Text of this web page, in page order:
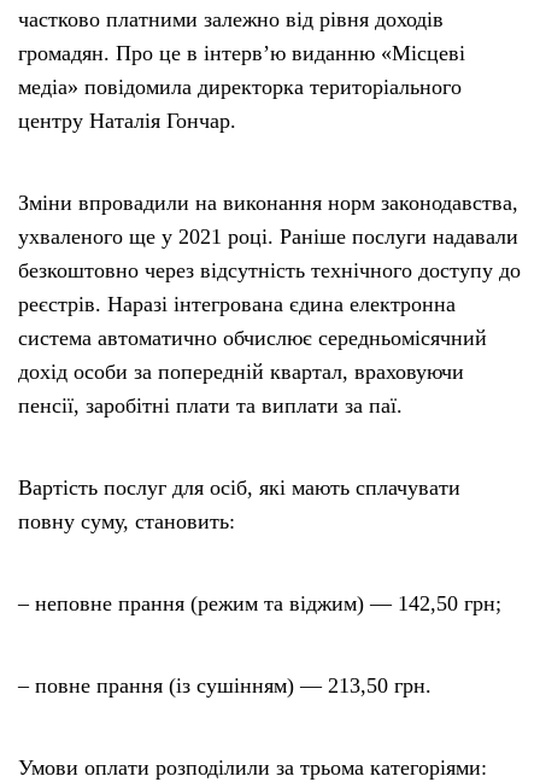
Підтримати «місцевих»
Редакційна політика
частково платними залежно від рівня доходів
громадян. Про це в інтерв’ю виданню «Місцеві
медіа» повідомила директорка територіального
центру Наталія Гончар.
Зміни впровадили на виконання норм законодавства,
ухваленого ще у 2021 році. Раніше послуги надавали
безкоштовно через відсутність технічного доступу до
реєстрів. Наразі інтегрована єдина електронна
система автоматично обчислює середньомісячний
дохід особи за попередній квартал, враховуючи
пенсії, заробітні плати та виплати за паї.
Вартість послуг для осіб, які мають сплачувати
повну суму, становить:
– неповне прання (режим та віджим) — 142,50 грн;
– повне прання (із сушінням) — 213,50 грн.
Умови оплати розподілили за трьома категоріями: